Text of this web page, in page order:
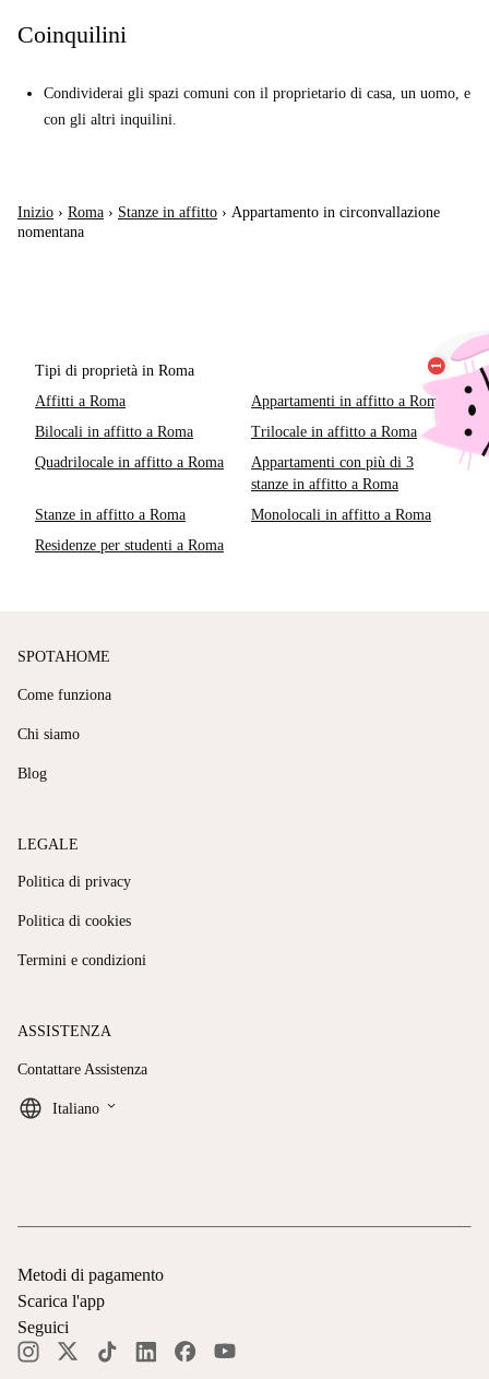
Coinquilini
Condividerai gli spazi comuni con il proprietario di casa, un uomo, e
con gli altri inquilini.
Inizio › Roma › Stanze in affitto › Appartamento in circonvallazione
nomentana
Tipi di proprietà in Roma
Affitti a Roma
Appartamenti in affitto a Roma
Bilocali in affitto a Roma
Trilocale in affitto a Roma
Quadrilocale in affitto a Roma
Appartamenti con più di 3
stanze in affitto a Roma
Stanze in affitto a Roma
Monolocali in affitto a Roma
Residenze per studenti a Roma
SPOTAHOME
Come funziona
Chi siamo
Blog
LEGALE
Politica di privacy
Politica di cookies
Termini e condizioni
ASSISTENZA
Contattare Assistenza
Italiano keyboard_arrow_down
Metodi di pagamento
Scarica l'app
Seguici